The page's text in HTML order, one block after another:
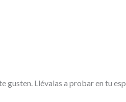
gusten. Llévalas a probar en tu